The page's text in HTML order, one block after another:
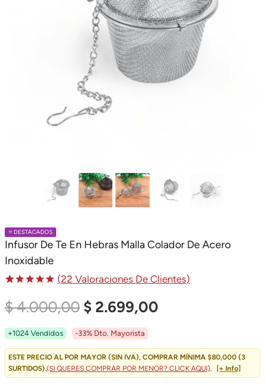
⭐️ DESTACADOS
Infusor De Te En Hebras Malla Colador De Acero
Inoxidable
4.86Sobre
5 Basado
Puntuaciones
Clientes
(22 Valoraciones De Clientes)
$4.000,00 El
Precio
Original
Era:
$ 2.699,00
Actual
Es:
+1024 Vendidos -33% Dto. Mayorista
ESTE PRECIO AL POR MAYOR (SIN IVA), COMPRAR MÍNIMA $80,000 (3
SURTIDOS).(SI QUERES COMPRAR POR MENOR? CLICK AQUI). [+ Info]